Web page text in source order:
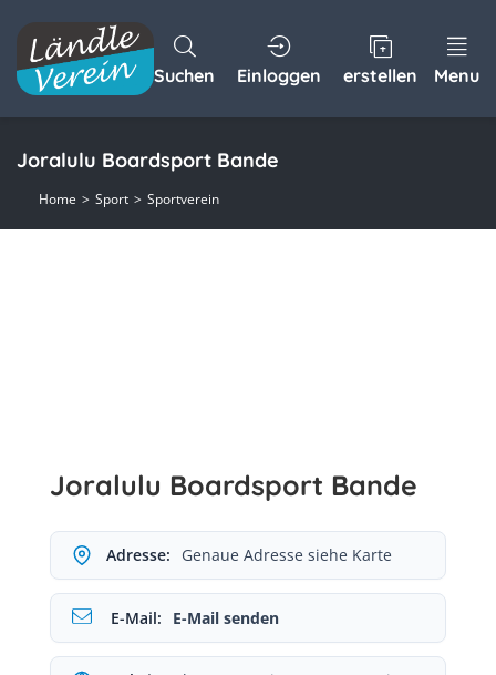
Suchen Einloggen erstellen Menu
Joralulu Boardsport Bande
Home Sport Sportverein
Joralulu Boardsport Bande
Adresse: Genaue Adresse siehe Karte
E-Mail: E-Mail senden